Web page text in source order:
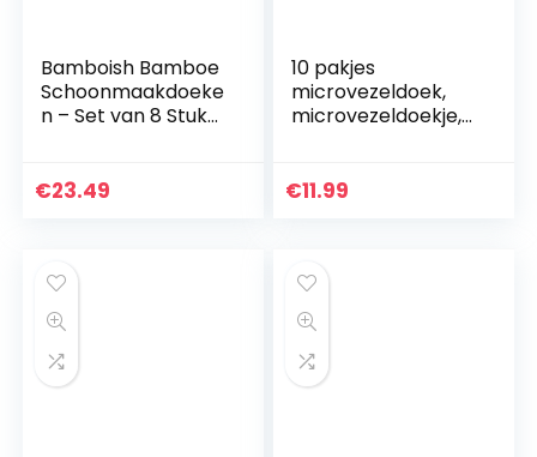
Bamboish Bamboe
Schoonmaakdoeke
n – Set van 8 Stuks
Duurzame Bamboe
€23.49
10 pakjes
microvezeldoek,
microvezeldoekje,
microvezeldoekje,
€11.99